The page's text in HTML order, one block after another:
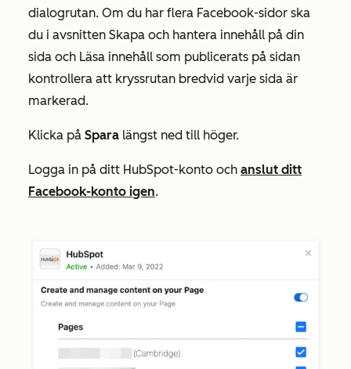
dialogrutan. Om du har flera Facebook-sidor ska
du i avsnitten Skapa och hantera innehåll på din
sida och Läsa innehåll som publicerats på sidan
kontrollera att kryssrutan bredvid varje sida är
markerad.
Klicka på Spara längst ned till höger.
Logga in på ditt HubSpot-konto och anslut ditt
Facebook-konto igen.